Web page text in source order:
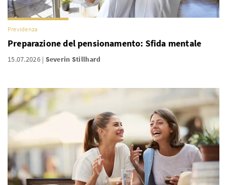
Previdenza
Preparazione del pensionamento: Sfida mentale
15.07.2026 Severin Stillhard